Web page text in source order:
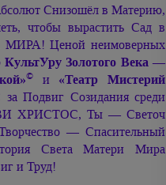
Снизошёл в Материю,
чтобы вырастить Сад в
МИРА! Ценой неимоверных
КультУру Золотого Века —
©и «Театр Мистерий
за Подвиг Созидания среди
ХРИСТОС, Ты — Светоч
— Спасительный
Света Матери Мира
и Труд!